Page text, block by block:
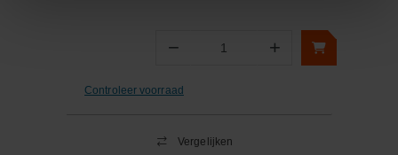
− Aantal +
Controleer voorraad
Vergelijken